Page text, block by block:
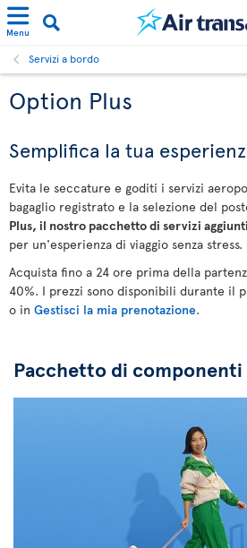
Menu
Servizi a bordo
Option Plus
Semplifica la tua
Evita le seccature e goditi i servizi
bagaglio registrato e la selezione del
Plus, il nostro pacchetto di servizi
per un'esperienza di viaggio senza stress.
Acquista fino a 24 ore prima della
40%. I prezzi sono disponibili durante il
o in Gestisci la mia prenotazione.
Pacchetto di componenti